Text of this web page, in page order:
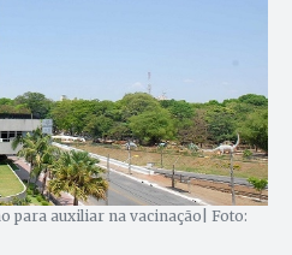
para auxiliar na vacinação| Foto: